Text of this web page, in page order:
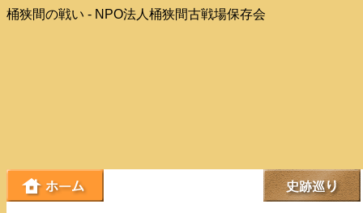
桶狭間の戦い - NPO法人桶狭間古戦場保存会